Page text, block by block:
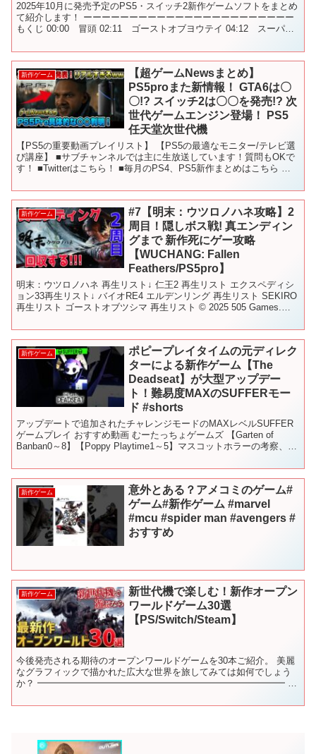
2025年10月に発売予定のPS5・スイッチ2新作ゲームソフトをまとめ
て紹介します！ ーーーーーーーーーーーーーーーーーーーーーーー
もくじ 00:00 冒頭 02:11 ゴーストオブヨウテイ 04:12 スーパー
新作ゲーム
【超ゲームNewsまとめ】
PS5proまた新情報！ GTA6は〇
〇!? スイッチ2は〇〇を発売!? 次
世代ゲームエンジン登場！ PS5
任天堂次世代機
【PS5の重要動画プレイリスト】 【PS5の最適なモニター/テレビ選
び講座】 ■サブチャンネルでは主に生放送しています！質問もOKで
す！ ■Twitterはこちら！ ■毎月のPS4、PS5新作まとめはこちら 〇
新作ゲーム
#7【明末：ウツロノハネ攻略】2
周目！隠しボス戦! 真エンディン
グまで 新作死にゲー攻略
【WUCHANG: Fallen
Feathers/PS5pro】
明末：ウツロノハネ 再生リスト↓ 仁王2 再生リスト エクスペディシ
ョン33再生リスト↓ バイオRE4 エルデンリング 再生リスト SEKIRO
再生リスト ゴーストオブツシマ 再生リスト © 2025 505 Games.
新作ゲーム
ポピープレイタイムの元ディレク
ターによる新作ゲーム【The
Deadseat】が大型アップデー
ト！難易度MAXのSUFFERモー
ド #shorts
アップデートで追加されたチャレンジモードのMAXレベルSUFFER
ゲームプレイ おすすめ動画 むーたっちょゲームズ 【Garten of
Banban0～8】【Poppy Playtime1～5】マスコットホラーの考察、解
新作ゲーム
意外とある？アメコミのゲーム#
ゲーム#新作ゲーム #marvel
#mcu #spider man #avengers #
おすすめ
新作ゲーム
新世代機で楽しむ！新作オープン
ワールドゲーム30選
【PS/Switch/Steam】
今後発売される期待のオープンワールドゲームを30本ご紹介。 美麗
なグラフィックで描かれた広大な世界を旅してみては如何でしょう
か？ ━━━━━━━━━━━━━━━━━━━━━━━━━━━ ■